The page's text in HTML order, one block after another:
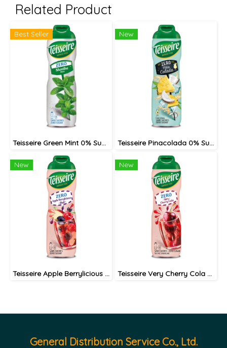
Related Product
Best Seller
Teisseire Green Mint 0% Sugar syrup 60cl / ไซรัป เตสแซร์ กลิ่นกรีนมิ้นท์ สูตรไม่มีน้ำตาล
New
Teisseire Pinacolada 0% Sugar syrup 60cl / ไซรัป เตสแซร์ พีน่าโคลาด้า สูตรไม่มีน้ำตาล
New
Teisseire Apple Berrylicious 0% Sugar syrup 60cl / ไซรัป เตสแซร์ แอปเปิ้ล แบลคเคอเรนท์ ราสเบอรี่ สูตรไม่มีน้ำตาล
New
Teisseire Very Cherry Cola 0% syrup 60cl / ไซรัป เตสแซร์ เชอรี่โคล่า สูตรไม่มีน้ำตาล
General Distribution Service Co., Ltd.